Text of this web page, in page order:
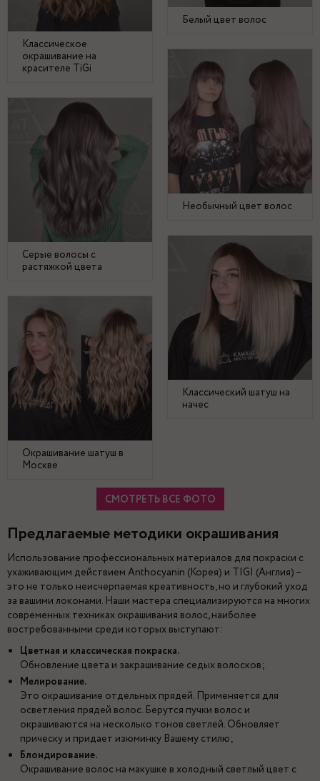
Белый цвет волос
Классическое
окрашивание на
красителе TiGi
Необычный цвет волос
Серые волосы с
растяжкой цвета
Классический шатуш на
начес
Окрашивание шатуш в
Москве
СМОТРЕТЬ ВСЕ ФОТО
Предлагаемые методики окрашивания
Использование профессиональных материалов для покраски с
ухаживающим действием Anthocyanin (Корея) и TIGI (Англия) –
это не только неисчерпаемая креативность, но и глубокий уход
за вашими локонами. Наши мастера специализируются на многих
современных техниках окрашивания волос, наиболее
востребованными среди которых выступают:
Цветная и классическая покраска.
Обновление цвета и закрашивание седых волосков;
Мелирование.
Это окрашивание отдельных прядей. Применяется для
осветления прядей волос. Берутся пучки волос и
окрашиваются на несколько тонов светлей. Обновляет
прическу и придает изюминку Вашему стилю;
Блондирование.
Окрашивание волос на макушке в холодный светлый цвет с